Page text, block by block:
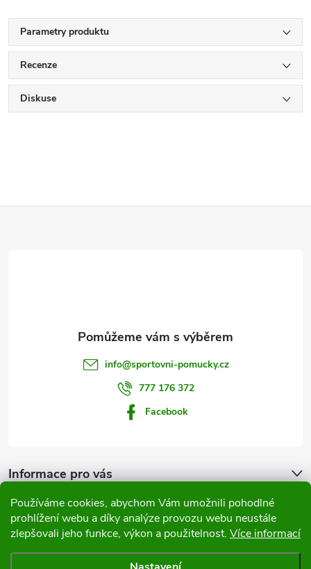
Používáme cookies, abychom Vám umožnili pohodlné
prohlížení webu a díky analýze provozu webu neustále
zlepšovali jeho funkce, výkon a použitelnost. Více informací
Parametry produktu
Recenze
Diskuse
info@sportovni-pomucky.cz
777 176 372
Facebook
Informace pro vás
Přijímáme online platby